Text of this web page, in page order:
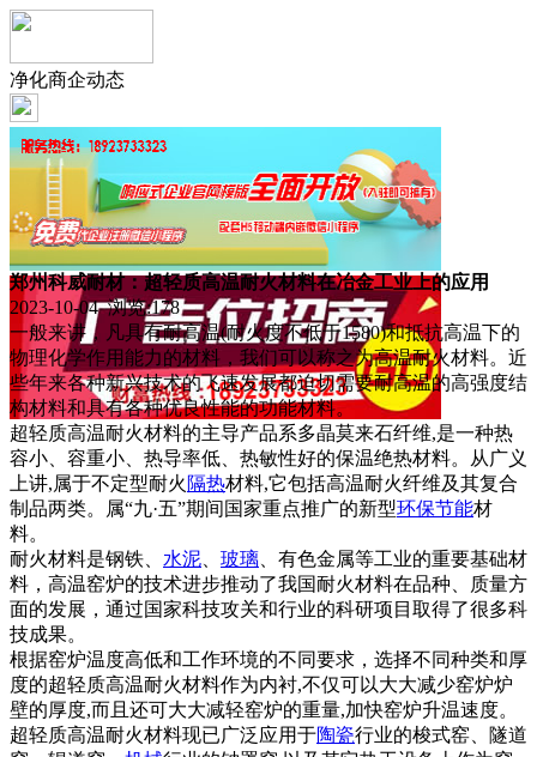
净化商企动态
郑州科威耐材：超轻质高温耐火材料在冶金工业上的应用
2023-10-04 浏览:178
一般来讲，凡具有耐高温(耐火度不低于1580)和抵抗高温下的
物理化学作用能力的材料，我们可以称之为高温耐火材料。近
些年来各种新兴技术的飞速发展都迫切需要耐高温的高强度结
构材料和具有各种优良性能的功能材料。
超轻质高温耐火材料的主导产品系多晶莫来石纤维,是一种热
容小、容重小、热导率低、热敏性好的保温绝热材料。从广义
上讲,属于不定型耐火 隔热材料,它包括高温耐火纤维及其复合
制品两类。属“九·五”期间国家重点推广的新型环保节能材
料。
耐火材料是钢铁、 水泥 玻璃 、有色金属等工业的重要基础材
料，高温窑炉的技术进步推动了我国耐火材料在品种、质量方
面的发展，通过国家科技攻关和行业的科研项目取得了很多科
技成果。
根据窑炉温度高低和工作环境的不同要求，选择不同种类和厚
度的超轻质高温耐火材料作为内衬,不仅可以大大减少窑炉炉
壁的厚度,而且还可大大减轻窑炉的重量,加快窑炉升温速度。
超轻质高温耐火材料现已广泛应用于陶瓷行业的梭式窑、隧道